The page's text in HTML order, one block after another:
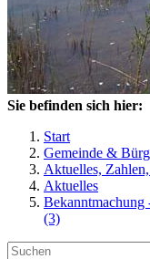
Sie befinden sich hier:
Start
Gemeinde &
Aktuelles,
Aktuelles
Bekanntmachung
(3)